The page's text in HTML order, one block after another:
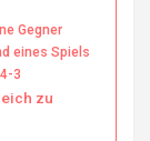
Gegner
eines Spiels
3
zu